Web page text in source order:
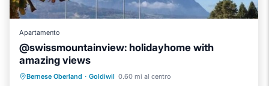
Apartamento
@swissmountainview: holidayhome with
amazing views
Bernese Oberland · Goldiwil 0.60 mi al centro
Internet
Seguridad/Protección